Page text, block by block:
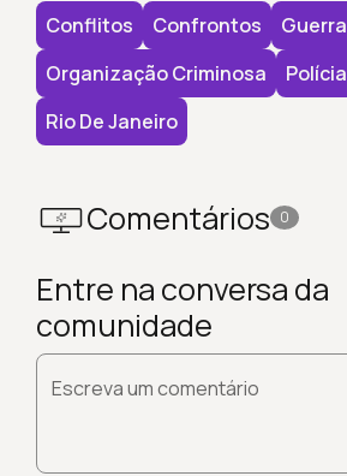
Conflitos Confrontos
Guerra
Organização Criminosa
Polícia
Rio De Janeiro
Comentários 0
Entre na conversa da
comunidade
Escreva um comentário